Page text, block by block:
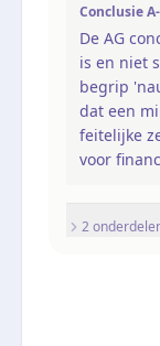
Conclusie
De AG
is en niet
begrip
dat een
feitelijke
voor
2onderdel